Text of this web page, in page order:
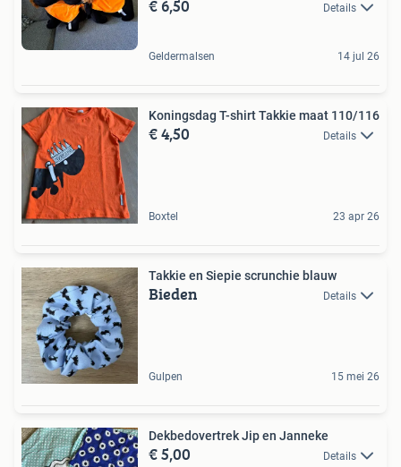
€ 6,50 Details
Geldermalsen 14 jul 26
Koningsdag T-shirt Takkie maat 110/116
€ 4,50 Details
Boxtel 23 apr 26
Takkie en Siepie scrunchie blauw
Bieden Details
Gulpen 15 mei 26
Dekbedovertrek Jip en Janneke
€ 5,00 Details